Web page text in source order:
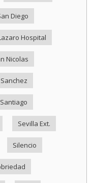
Diego
Hospital
Nicolas
Sanchez
Santiago
Sevilla Ext.
Silencio